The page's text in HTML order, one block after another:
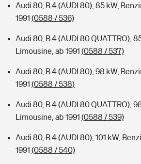
Audi 80, B 4 (AUDI 80), 85 kW,
1991 (0588 / 536)
Audi 80, B 4 (AUDI 80 QUATTRO),
Limousine, ab 1991 (0588 / 537)
Audi 80, B 4 (AUDI 80), 98 kW,
1991 (0588 / 538)
Audi 80, B 4 (AUDI 80 QUATTRO),
Limousine, ab 1991 (0588 / 539)
Audi 80, B 4 (AUDI 80), 101 kW,
1991 (0588 / 540)